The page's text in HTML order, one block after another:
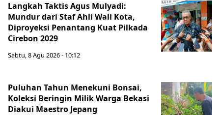
Langkah Taktis Agus Mulyadi:
Mundur dari Staf Ahli Wali Kota,
Diproyeksi Penantang Kuat Pilkada
Cirebon 2029
Sabtu, 8 Agu 2026 - 10:12
Puluhan Tahun Menekuni Bonsai,
Koleksi Beringin Milik Warga Bekasi
Diakui Maestro Jepang